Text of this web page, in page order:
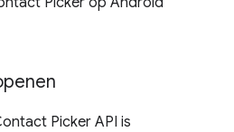
Picker API is